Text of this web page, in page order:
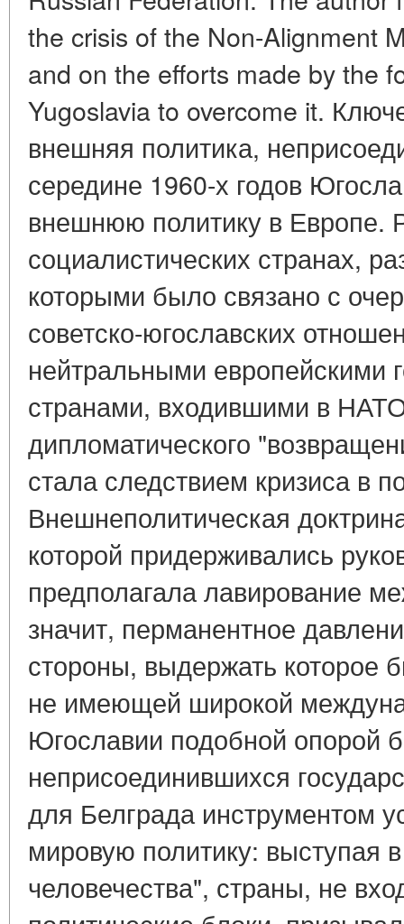
the crisis of the Non-Alignment
and on the efforts made by the
Yugoslavia to overcome it.
внешняя политика,
середине 1960-х годов
внешнюю политику в Европе.
социалистических странах,
которыми было связано с
советско-югославских
нейтральными европейскими
странами, входившими в
дипломатического
стала следствием кризиса в
Внешнеполитическая
которой придерживались
предполагала лавирование
значит, перманентное
стороны, выдержать которое
не имеющей широкой
Югославии подобной опорой
неприсоединившихся
для Белграда инструментом
мировую политику: выступая
человечества", страны, не